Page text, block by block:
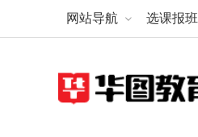
网站导航 选课报班